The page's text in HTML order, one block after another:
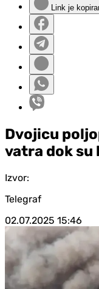
Link je
Dvojicu
vatra dok su
Izvor:
Telegraf
02.07.2025 15:46